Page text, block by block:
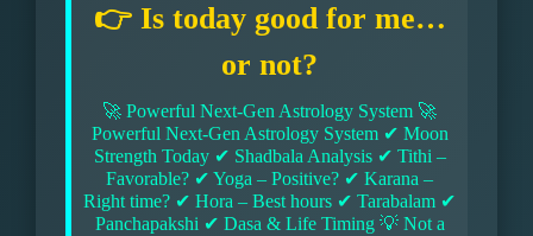
👉 Is today good for me…
or not?
🚀 Powerful Next-Gen Astrology System 🚀
Powerful Next-Gen Astrology System ✔ Moon
Strength Today ✔ Shadbala Analysis ✔ Tithi –
Favorable? ✔ Yoga – Positive? ✔ Karana –
Right time? ✔ Hora – Best hours ✔ Tarabalam ✔
Panchapakshi ✔ Dasa & Life Timing 💡 Not a